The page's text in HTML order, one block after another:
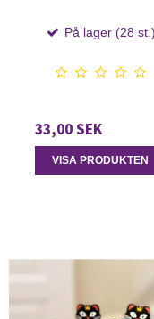
På lager (28 st.)
33,00 SEK
VISA PRODUKTEN